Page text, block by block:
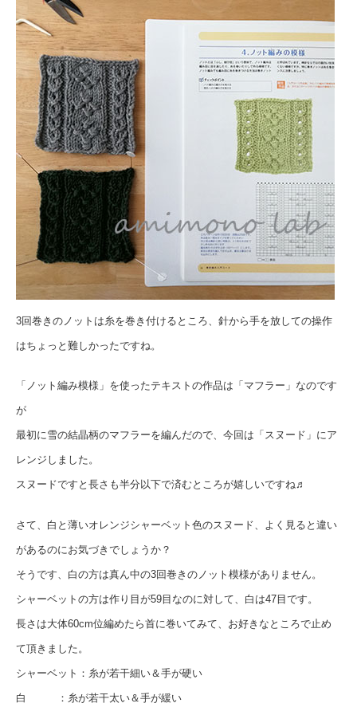
3回巻きのノットは糸を巻き付けるところ、針から手を放しての操作
はちょっと難しかったですね。
「ノット編み模様」を使ったテキストの作品は「マフラー」なのです
が
最初に雪の結晶柄のマフラーを編んだので、今回は「スヌード」にア
レンジしました。
スヌードですと長さも半分以下で済むところが嬉しいですね♬
さて、白と薄いオレンジシャーベット色のスヌード、よく見ると違い
があるのにお気づきでしょうか？
そうです、白の方は真ん中の3回巻きのノット模様がありません。
シャーベットの方は作り目が59目なのに対して、白は47目です。
長さは大体60cm位編めたら首に巻いてみて、お好きなところで止め
て頂きました。
シャーベット：糸が若干細い＆手が硬い
白 ：糸が若干太い＆手が緩い